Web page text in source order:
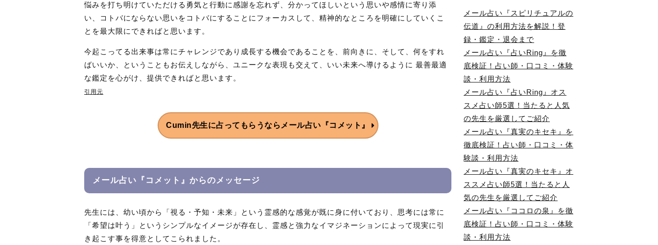
悩みを打ち明けていただける勇気と行動に感謝を忘れず、分かってほしいという思いや感情に寄り添
い、コトバにならない思いをコトバにすることにフォーカスして、精神的なところを明確にしていくこ
とを最大限にできればと思います。
今起こってる出来事は常にチャレンジであり成長する機会であることを、前向きに、そして、何をすれ
ばいいか、ということもお伝えしながら、ユニークな表現も交えて、いい未来へ導けるように 最善最適
な鑑定を心がけ、提供できればと思います。
引用元
Cumin先生に占ってもらうなら メール占い『コメット』
メール占い『コメット』からの メッセージ
先生には、幼い頃から「視る・予知・未来」という霊感的な感覚が既に身に付いており、思考には常に
「希望は叶う」というシンプルなイメージが存在し、霊感と強力なイマジネーションによって現実に引
き起こす事を得意としてこられました。
メール占い『スピリチュアルの
伝道』の利用方法を解説！登
録・鑑定・退会まで
メール占い『占いRing』を徹
底検証！占い師・口コミ・体験
談・利用方法
メール占い『占いRing』オス
スメ占い師5選！当たると人気
の先生を厳選してご紹介
メール占い『真実のキセキ』を
徹底検証！占い師・口コミ・体
験談・利用方法
メール占い『真実のキセキ』オ
ススメ占い師5選！当たると人
気の先生を厳選してご紹介
メール占い『ココロの泉』を徹
底検証！占い師・口コミ・体験
談・利用方法